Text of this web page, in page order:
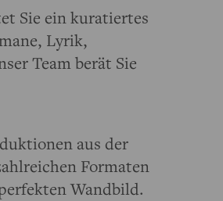
Sie ein kuratiertes
Lyrik,
Team berät Sie
aus der
Formaten
Wandbild.